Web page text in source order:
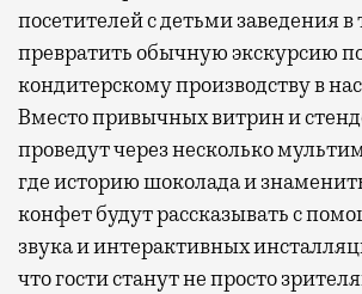
Современный путешественник часто
с собой не только чемодан, но и
А ожидание рейса все чаще
не в потерянное время, а в
спокойно закончить дела или
активности в путешествии,
забронировать нужные билеты и
посетителей с детьми заведения
превратить обычную экскурсию
кондитерскому производству в
Вместо привычных витрин и
проведут через несколько
где историю шоколада и
конфет будут рассказывать с
звука и интерактивных
что гости станут не просто